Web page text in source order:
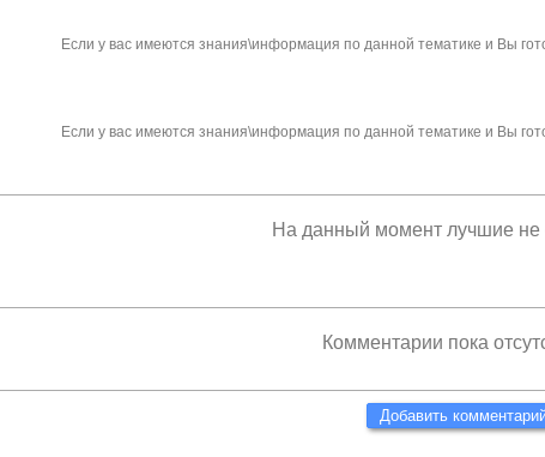
Если у вас имеются знания\информация по данной тематике и Вы
Если у вас имеются знания\информация по данной тематике и Вы
На данный момент лучшие не
Комментарии пока
Добавить